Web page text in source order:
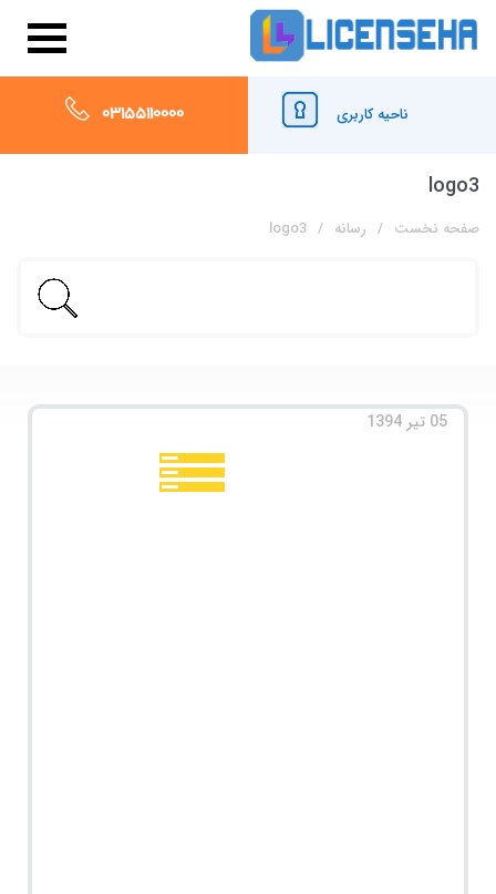
ناحیه کاربری 03155110000
logo3
صفحه نخست رسانه logo3
05 تیر 1394